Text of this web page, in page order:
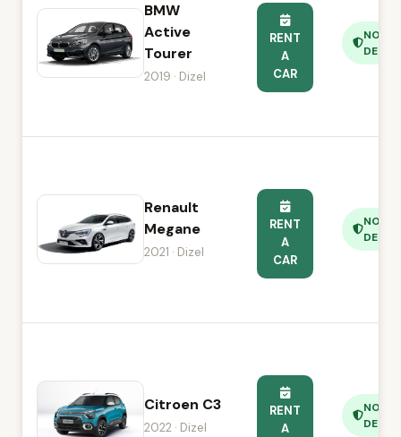
BMW
Active
Tourer
2019 · Dizel
RENT
A
CAR
NO
Renault
Megane
2021 · Dizel
RENT
A
CAR
NO
Citroen C3
2022 · Dizel
RENT
A
NO